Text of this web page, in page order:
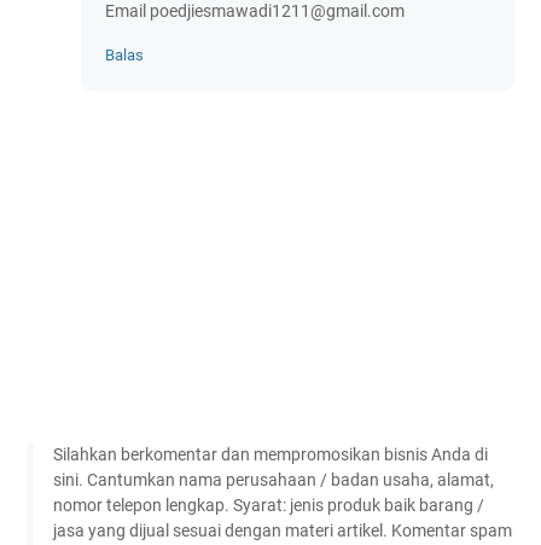
Email poedjiesmawadi1211@gmail.com
Balas
Silahkan berkomentar dan mempromosikan bisnis Anda di
sini. Cantumkan nama perusahaan / badan usaha, alamat,
nomor telepon lengkap. Syarat: jenis produk baik barang /
jasa yang dijual sesuai dengan materi artikel. Komentar spam